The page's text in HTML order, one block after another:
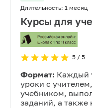
Длительность: 1 месяц
Курсы для
5/ 5
Формат: Каждый
уроки с
учебником,
заданий, а также